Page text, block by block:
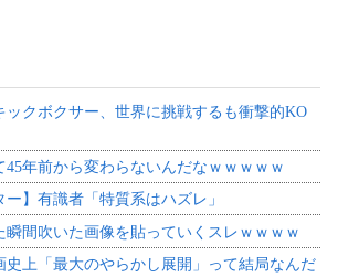
ックボクサー、世界に挑戦するも衝撃的KO
45年前から変わらないんだなｗｗｗｗｗ
ー】有識者「特質系はハズレ」
瞬間吹いた画像を貼っていくスレｗｗｗｗ
史上「最大のやらかし展開」って結局なんだ